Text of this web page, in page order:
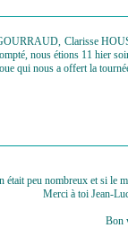
Clarisse
nous étions 11 hier
qui nous a offert la
était peu nombreux et si le
Merci à toi Jean-
Bon